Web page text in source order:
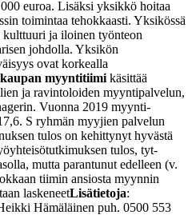
euroa. Lisäksi yksikkö hoitaa
toimintaa tehokkaasti. Yksikössä
kulttuuri ja iloinen työnteon
johdolla. Yksikön
ovat korkealla
myyntitiimi käsittää
ja ravintoloiden myyntipalvelun,
Vuonna 2019 myynti-
S ryhmän myyjien palvelun
tulos on kehittynyt hyvästä
tulos, tyt-
mutta parantunut edelleen (v.
tiimin ansiosta myynnin
laskeneetLisätietoja:
Hämäläinen puh. 0500 553